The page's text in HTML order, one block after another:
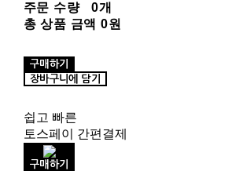
주문 수량
0개
총 상품 금액 0원
구매하기
장바구니에 담기
쉽고 빠른
토스페이 간편결제
구매하기